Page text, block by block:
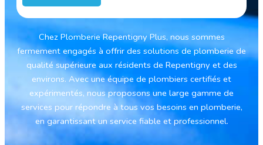
Chez Plomberie Repentigny Plus, nous sommes
fermement engagés à offrir des solutions de plomberie de
qualité supérieure aux résidents de Repentigny et des
environs. Avec une équipe de plombiers certifiés et
expérimentés, nous proposons une large gamme de
services pour répondre à tous vos besoins en plomberie,
en garantissant un service fiable et professionnel.